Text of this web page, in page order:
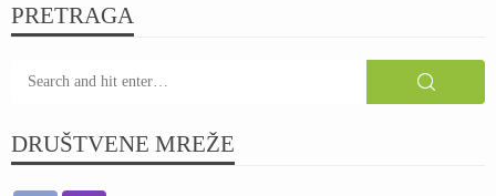
PRETRAGA
DRUŠTVENE MREŽE